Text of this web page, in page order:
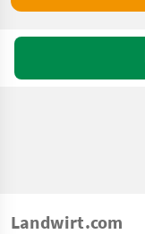
Landwirt.com